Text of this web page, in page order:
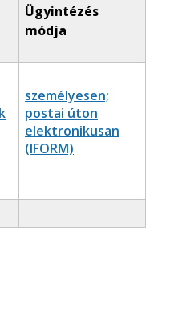
Ügyintézés
módja
személyesen;
postai úton
elektronikusan
(IFORM)